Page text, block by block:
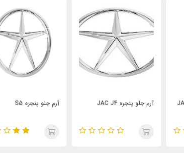
آرم جلو پنجره S5 واشر در سوپاپ JAC J5 AT